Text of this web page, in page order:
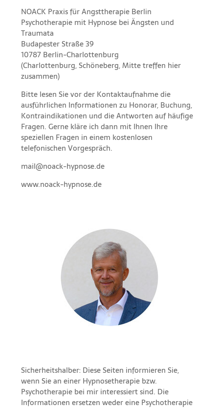
NOACK Praxis für Angsttherapie Berlin
Psychotherapie mit Hypnose bei Ängsten und
Traumata
Budapester Straße 39
10787 Berlin-Charlottenburg
(Charlottenburg, Schöneberg, Mitte treffen hier
zusammen)
Bitte lesen Sie vor der Kontaktaufnahmedie
ausführlichen Informationen zu Honorar, Buchung,
Kontraindikationen und dieAntworten auf häufige
Fragen. Gerne kläre ich dann mit Ihnen Ihre
speziellen Fragen in einem kostenlosen
telefonischen Vorgespräch.
mail@noack-hypnose.de
www.noack-hypnose.de
Sicherheitshalber: Diese Seiten informieren Sie,
wenn Sie an einer Hypnosetherapie bzw.
Psychotherapie bei mir interessiert sind. Die
Informationen ersetzen weder eine Psychotherapie